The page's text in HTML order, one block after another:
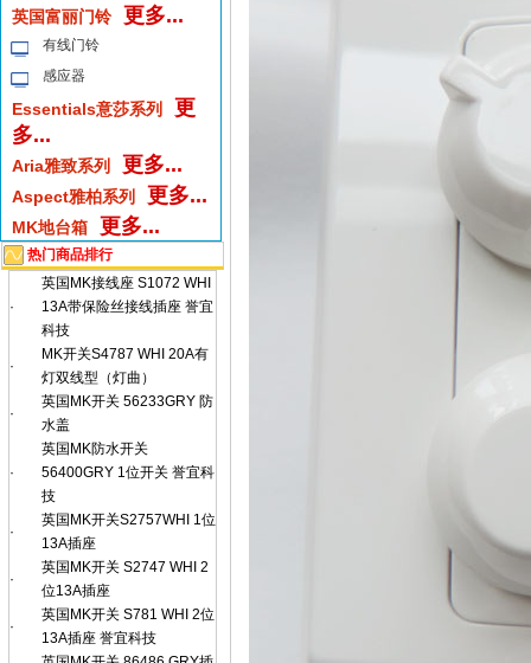
英国富丽门铃 更多...
有线门铃
感应器
Essentials意莎系列
更
多...
Aria雅致系列 更多...
Aspect雅柏系列 更多...
MK地台箱 更多...
热门商品排行
·
英国MK接线座 S1072 WHI
13A带保险丝接线插座 誉宜
科技
·
MK开关S4787 WHI 20A有
灯双线型（灯曲）
·
英国MK开关 56233GRY 防
水盖
·
英国MK防水开关
56400GRY 1位开关 誉宜科
技
·
英国MK开关S2757WHI 1位
13A插座
·
英国MK开关 S2747 WHI 2
位13A插座
·
英国MK开关 S781 WHI 2位
13A插座 誉宜科技